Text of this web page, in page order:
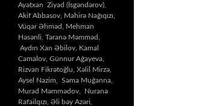
Ayətxan Ziyad (İsgəndərov),
Akif Abbasov, Mahirə Nağıqızı,
Vüqar Əhməd, Mehman
Həsənli, Təranə Məmməd,
Aydın Xan Əbilov, Kamal
Camalov, Günnur Ağayeva,
Rizvan Fikrətoğlu, Xəlil Mirzə,
Aysel Nazim, Səma Muğanna,
Murad Məmmədov, Nuranə
Rafailqızı, Əli bəy Azəri,